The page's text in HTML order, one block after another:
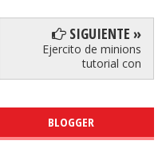
SIGUIENTE »
Ejercito de minions
tutorial con
BLOGGER